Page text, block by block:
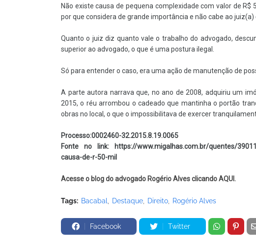
Não existe causa de pequena complexidade com valor de
por que considera de grande importância e não cabe ao juiz(a)
Quanto o juiz diz quanto vale o trabalho do advogado,
superior ao advogado, o que é uma postura ilegal.
Só para entender o caso, era uma ação de manutenção de
A parte autora narrava que, no ano de 2008, adquiriu um
2015, o réu arrombou o cadeado que mantinha o portão
obras no local, o que o impossibilitava de exercer
Processo:0002460-32.2015.8.19.0065
Fonte no link:
https://www.migalhas.com.br/quentes/
causa-de-r-50-mil
Acesse o blog do advogado Rogério Alves clicandoAQUI .
Tags: Bacabal Destaque Direito Rogério Alves
Facebook Twitter